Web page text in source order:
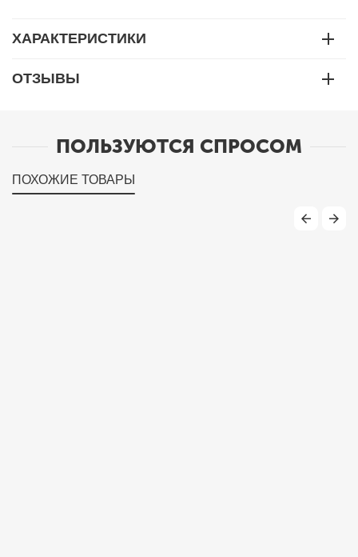
ХАРАКТЕРИСТИКИ
ОТЗЫВЫ
ПОЛЬЗУЮТСЯ СПРОСОМ
ПОХОЖИЕ ТОВАРЫ